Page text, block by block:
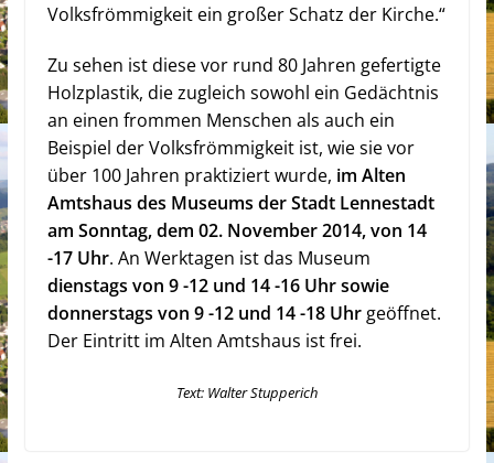
Volksfrömmigkeit ein großer Schatz der Kirche.“
Zu sehen ist diese vor rund 80 Jahren gefertigte
Holzplastik, die zugleich sowohl ein Gedächtnis
an einen frommen Menschen als auch ein
Beispiel der Volksfrömmigkeit ist, wie sie vor
über 100 Jahren praktiziert wurde, im Alten
Amtshaus des Museums der Stadt Lennestadt
am Sonntag, dem 02. November 2014, von 14
-17 Uhr. An Werktagen ist das Museum
dienstags von 9 -12 und 14 -16 Uhr sowie
donnerstags von 9 -12 und 14 -18 Uhrgeöffnet.
Der Eintritt im Alten Amtshaus ist frei.
Text: Walter Stupperich